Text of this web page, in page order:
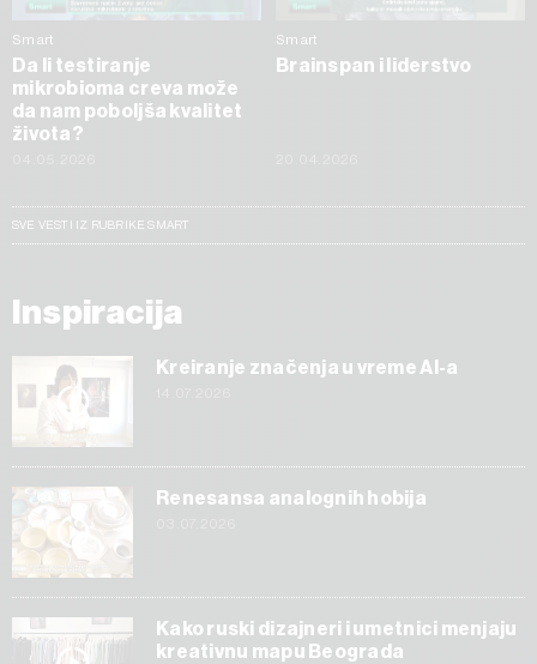
Smart
Da li testiranje
mikrobioma creva može
da nam poboljša kvalitet
života?
Smart
Brainspan i liderstvo
SVE VESTI IZ RUBRIKE SMART
Inspiracija
Kreiranje značenja u vreme AI-a
Renesansa analognih hobija
Kako ruski dizajneri i umetnici menjaju
kreativnu mapu Beograda